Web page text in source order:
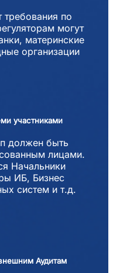
требования по
могут
материнские
организации
участниками
должен быть
лицами.
Начальники
ИБ, Бизнес
систем и т.д.
Аудитам